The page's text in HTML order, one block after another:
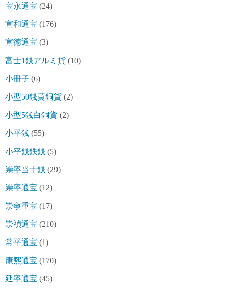
宝永通宝 (24)
宣和通宝 (176)
宣徳通宝 (3)
富士1銭アルミ貨 (10)
小冊子 (6)
小型50銭黄銅貨 (2)
小型5銭白銅貨 (2)
小平銭 (55)
小平銭鉄銭 (5)
崇寧当十銭 (29)
崇寧通宝 (12)
崇寧重宝 (17)
崇禎通宝 (210)
常平通宝 (1)
康熈通宝 (170)
延寧通宝 (45)